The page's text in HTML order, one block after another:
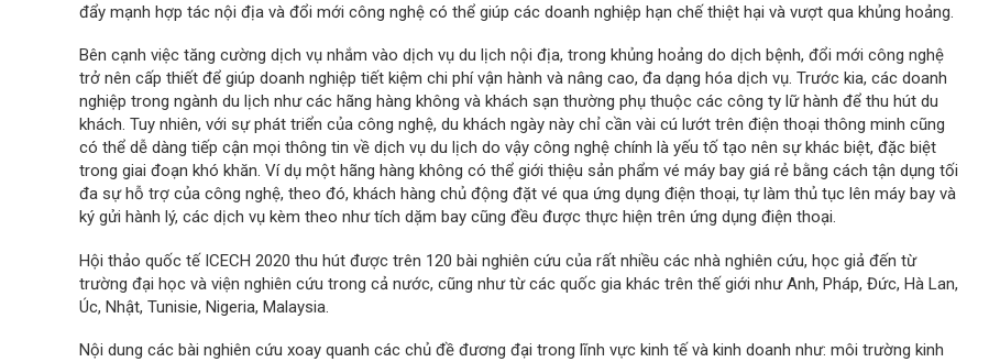
đẩy mạnh hợp tác nội địa và đổi mới công nghệ có thể giúp các doanh nghiệp hạn chế thiệt hại và vượt qua khủng hoảng.
Bên cạnh việc tăng cường dịch vụ nhắm vào dịch vụ du lịch nội địa, trong khủng hoảng do dịch bệnh, đổi mới công nghệ
trở nên cấp thiết để giúp doanh nghiệp tiết kiệm chi phí vận hành và nâng cao, đa dạng hóa dịch vụ. Trước kia, các doanh
nghiệp trong ngành du lịch như các hãng hàng không và khách sạn thường phụ thuộc các công ty lữ hành để thu hút du
khách. Tuy nhiên, với sự phát triển của công nghệ, du khách ngày này chỉ cần vài cú lướt trên điện thoại thông minh cũng
có thể dễ dàng tiếp cận mọi thông tin về dịch vụ du lịch do vậy công nghệ chính là yếu tố tạo nên sự khác biệt, đặc biệt
trong giai đoạn khó khăn. Ví dụ một hãng hàng không có thể giới thiệu sản phẩm vé máy bay giá rẻ bằng cách tận dụng tối
đa sự hỗ trợ của công nghệ, theo đó, khách hàng chủ động đặt vé qua ứng dụng điện thoại, tự làm thủ tục lên máy bay và
ký gửi hành lý, các dịch vụ kèm theo như tích dặm bay cũng đều được thực hiện trên ứng dụng điện thoại.
Hội thảo quốc tế ICECH 2020 thu hút được trên 120 bài nghiên cứu của rất nhiều các nhà nghiên cứu, học giả đến từ
trường đại học và viện nghiên cứu trong cả nước, cũng như từ các quốc gia khác trên thế giới như Anh, Pháp, Đức, Hà Lan,
Úc, Nhật, Tunisie, Nigeria, Malaysia.
Nội dung các bài nghiên cứu xoay quanh các chủ đề đương đại trong lĩnh vực kinh tế và kinh doanh như: môi trường kinh